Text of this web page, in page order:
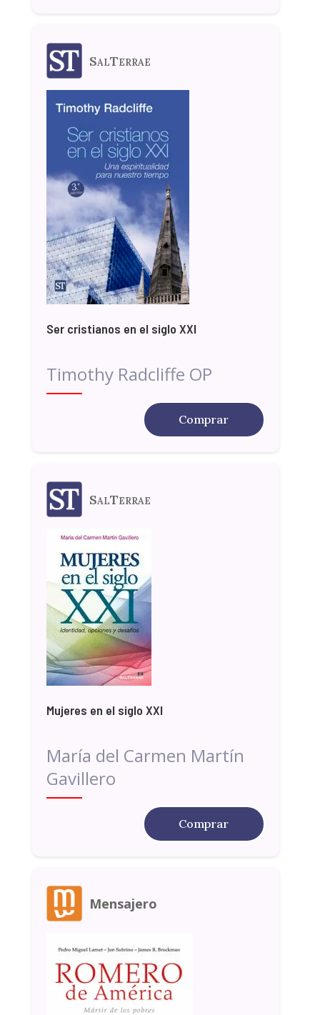
SalTerrae
Ser cristianos en el siglo XXI
Timothy Radcliffe OP
Comprar
SalTerrae
Mujeres en el siglo XXI
María del Carmen Martín
Gavillero
Comprar
Mensajero